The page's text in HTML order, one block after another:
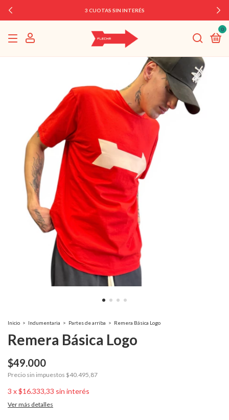
3 CUOTAS SIN INTERÉS
0
Inicio > Indumentaria > Partes de arriba > Remera Básica Logo
Remera Básica Logo
$49.000
Precio sin impuestos $40.495,87
3 x$16.333,33 sin interés
Ver más detalles